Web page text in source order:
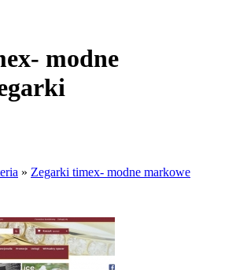
modne
» Zegarki timex- modne markowe